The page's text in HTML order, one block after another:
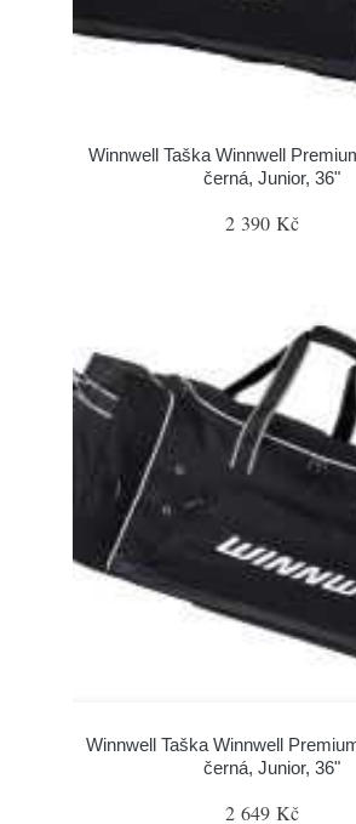
Winnwell Taška Winnwell
černá, Junior, 36"
2 390 Kč
Winnwell Taška Winnwell
černá, Junior, 36"
2 649 Kč